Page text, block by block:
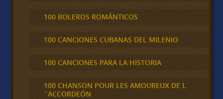
100 BOLEROS ROMÁNTICOS
100 CANCIONES CUBANAS DEL MILENIO
100 CANCIONES PARA LA HISTORIA
100 CHANSON POUR LES AMOUREUX DE L
´ACCORDEÓN